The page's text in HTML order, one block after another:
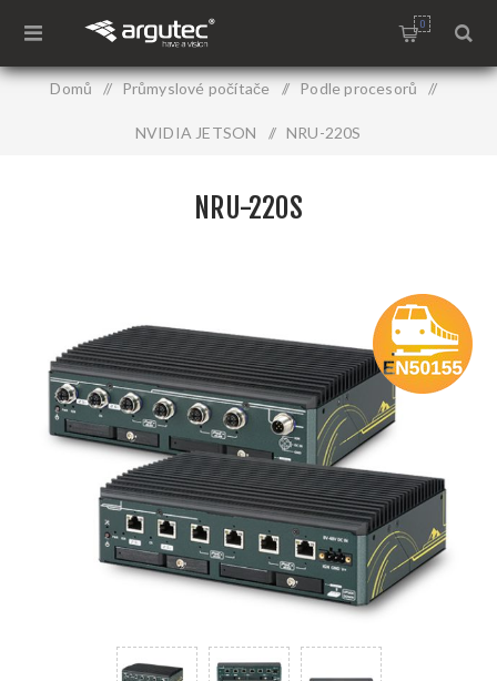
0
Domů / Průmyslové počítače / Podle procesorů /
NVIDIA JETSON / NRU-220S
NRU-220S